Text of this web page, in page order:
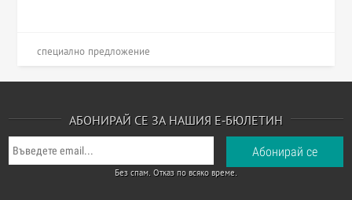
специално предложение
АБОНИРАЙ СЕ ЗА НАШИЯ Е-БЮЛЕТИН
Без спам. Отказ по всяко време.